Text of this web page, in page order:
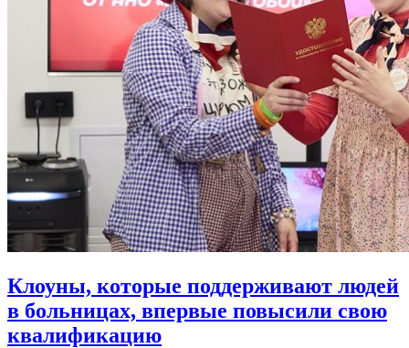
Клоуны, которые поддерживают людей
в больницах, впервые повысили свою
квалификацию